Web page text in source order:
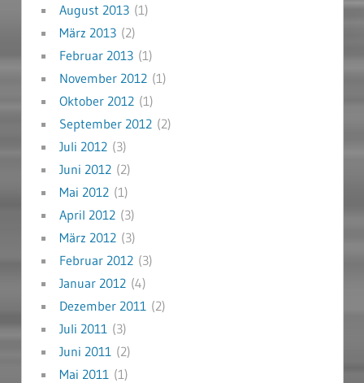
August 2013(1)
März 2013(2)
Februar 2013(1)
November 2012(1)
Oktober 2012(1)
September 2012(2)
Juli 2012(3)
Juni 2012(2)
Mai 2012(1)
April 2012(3)
März 2012(3)
Februar 2012(3)
Januar 2012(4)
Dezember 2011 (2)
Juli 2011 (3)
Juni 2011 (2)
Mai 2011 (1)